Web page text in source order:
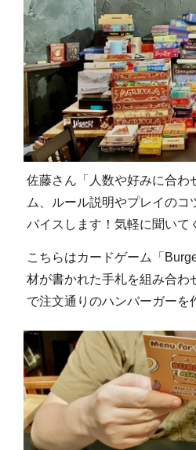
佐藤さん「人数や好みに合わ
ム、ルール説明やプレイのコ
バイスします！気軽に聞いて
こちらはカードゲーム「
材が書かれた手札を組み合わ
で注文通りのハンバーガーを